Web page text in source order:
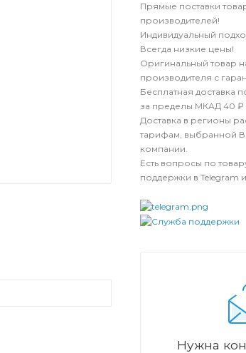
Прямые поставки
производителей!
Индивидуальный
Всегда низкие цены!
Оригинальный товар
производителя с
Бесплатная доставка
за пределы МКАД 40 ₽
Доставка в регионы
тарифам, выбранной
компании.
Есть вопросы по
поддержки в Telegram
Нужна